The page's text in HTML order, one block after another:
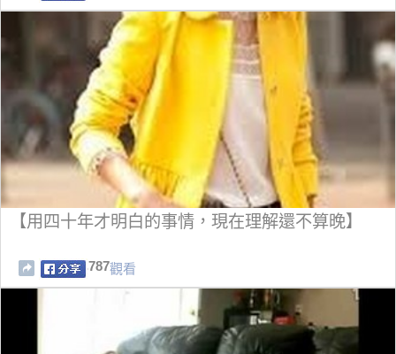
【用四十年才明白的事情，現在理解還不算晚】
787觀看